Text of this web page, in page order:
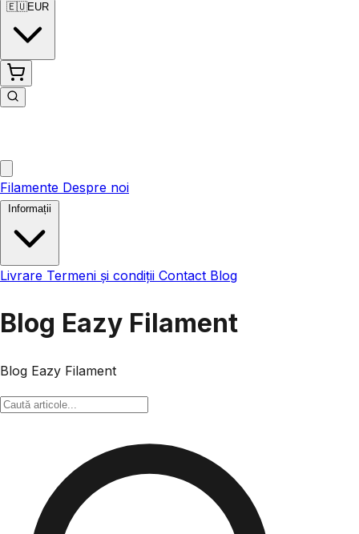
🇪🇺EUR
Filamente Despre noi
Livrare Termeni și condiții Contact Blog
Blog Eazy Filament
Blog Eazy Filament